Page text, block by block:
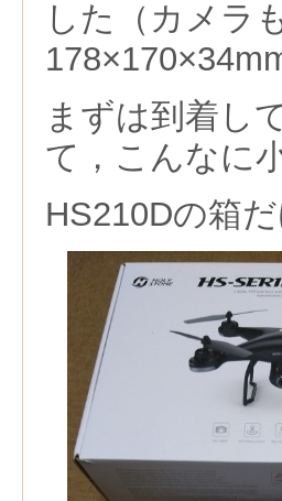
した（カメラ
まずは到着し
て，こんなに
HS210Dの箱